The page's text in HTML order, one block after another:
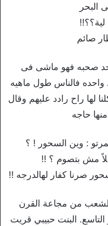
البحر
صائم
صحبه فهو ماشى فى
واحده فالناس طول ماهيه
لها راح رادد عليهم وقال
حاجه
: وين السحور ! ؟
مش بتصوم ؟ !!
صرنا كفار لهالدرجه !!
من مجاعة القرن
البنت حبيبي قريت